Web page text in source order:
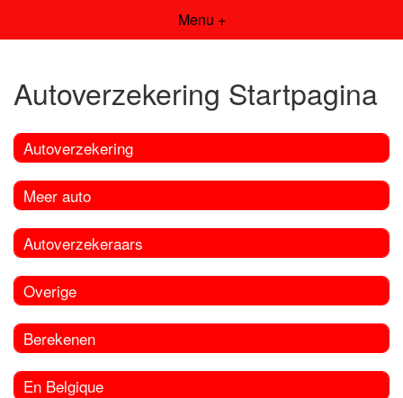
Menu +
Autoverzekering Startpagina
Autoverzekering
Meer auto
Autoverzekeraars
Overige
Berekenen
En Belgique